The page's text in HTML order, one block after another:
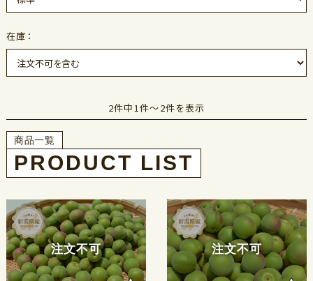
在庫：
2件中1件～2件を表示
商品一覧
注文不可 注文不可